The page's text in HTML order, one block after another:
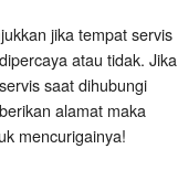
jika tempat servis
atau tidak. Jika
saat dihubungi
alamat maka
mencurigainya!